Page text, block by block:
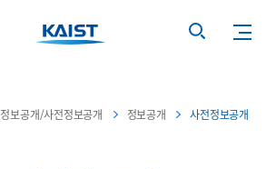
정보공개/사전정보공개 정보공개 사전정보공개